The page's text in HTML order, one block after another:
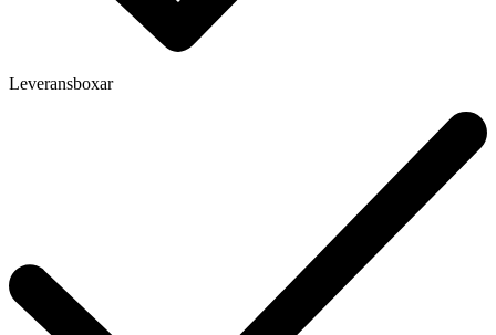
Leveransboxar